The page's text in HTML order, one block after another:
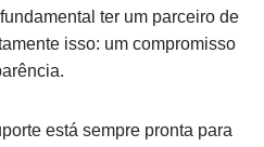
ter um parceiro de
isso: um compromisso
está sempre pronta para